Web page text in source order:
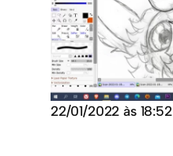
22/01/2022 às 18:52